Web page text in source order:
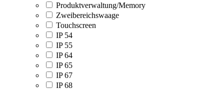
Produktverwaltung/Memory
Zweibereichswaage
Touchscreen
IP 54
IP 55
IP 64
IP 65
IP 67
IP 68